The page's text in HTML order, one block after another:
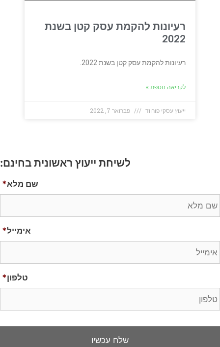
רעיונות להקמת עסק קטן בשנת
2022
רעיונות להקמת עסק קטן בשנת 2022.
לקריאה נוספת »
ייעוץ עסקי פורווד פברואר 7, 2022
לשיחת ייעוץ ראשונית בחינם:
שם מלא*
אימייל*
טלפון*